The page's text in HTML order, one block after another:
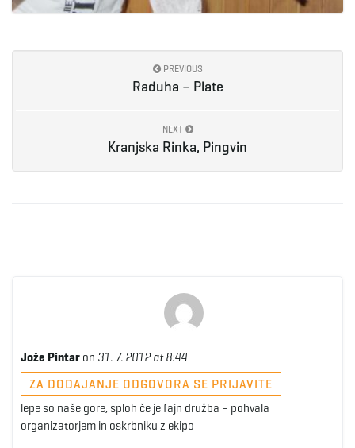
PREVIOUS
Raduha – Plate
NEXT
Kranjska Rinka, Pingvin
Jože Pintar on 31. 7. 2012 at 8:44
ZA DODAJANJE ODGOVORA SE PRIJAVITE
lepe so naše gore, sploh če je fajn družba – pohvala
organizatorjem in oskrbniku z ekipo